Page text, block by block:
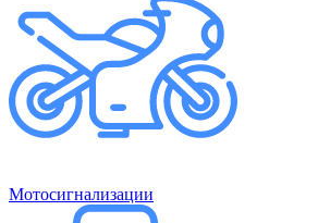
Мотосигнализации